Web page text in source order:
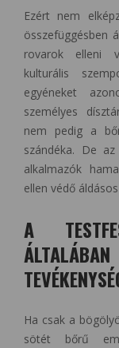
Ezért nem
összefüggésben
rovarok elleni
kulturális
egyéneket
személyes
nem pedig a
szándéka. De
alkalmazók
ellen védő
A
Ha csak a
sötét bőrű